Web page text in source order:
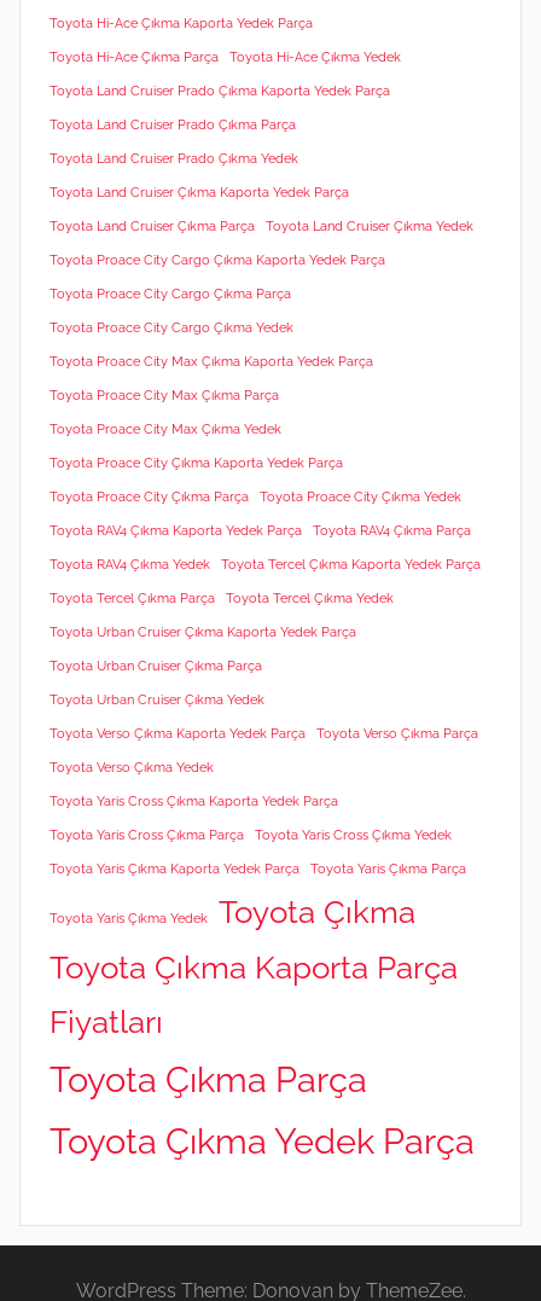
Toyota Hi-Ace Çıkma Kaporta Yedek Parça
Toyota Hi-Ace Çıkma Parça Toyota Hi-Ace Çıkma Yedek
Toyota Land Cruiser Prado Çıkma Kaporta Yedek Parça
Toyota Land Cruiser Prado Çıkma Parça
Toyota Land Cruiser Prado Çıkma Yedek
Toyota Land Cruiser Çıkma Kaporta Yedek Parça
Toyota Land Cruiser Çıkma Parça Toyota Land Cruiser Çıkma Yedek
Toyota Proace City Cargo Çıkma Kaporta Yedek Parça
Toyota Proace City Cargo Çıkma Parça
Toyota Proace City Cargo Çıkma Yedek
Toyota Proace City Max Çıkma Kaporta Yedek Parça
Toyota Proace City Max Çıkma Parça
Toyota Proace City Max Çıkma Yedek
Toyota Proace City Çıkma Kaporta Yedek Parça
Toyota Proace City Çıkma Parça Toyota Proace City Çıkma Yedek
Toyota RAV4 Çıkma Kaporta Yedek Parça Toyota RAV4 Çıkma Parça
Toyota RAV4 Çıkma Yedek Toyota Tercel Çıkma Kaporta Yedek Parça
Toyota Tercel Çıkma Parça Toyota Tercel Çıkma Yedek
Toyota Urban Cruiser Çıkma Kaporta Yedek Parça
Toyota Urban Cruiser Çıkma Parça
Toyota Urban Cruiser Çıkma Yedek
Toyota Verso Çıkma Kaporta Yedek Parça Toyota Verso Çıkma Parça
Toyota Verso Çıkma Yedek
Toyota Yaris Cross Çıkma Kaporta Yedek Parça
Toyota Yaris Cross Çıkma Parça Toyota Yaris Cross Çıkma Yedek
Toyota Yaris Çıkma Kaporta Yedek Parça Toyota Yaris Çıkma Parça
Toyota Yaris Çıkma Yedek
Toyota Çıkma
Toyota Çıkma Kaporta Parça
Fiyatları
Toyota Çıkma Parça
Toyota Çıkma Yedek Parça
WordPress Theme: Donovan by ThemeZee.